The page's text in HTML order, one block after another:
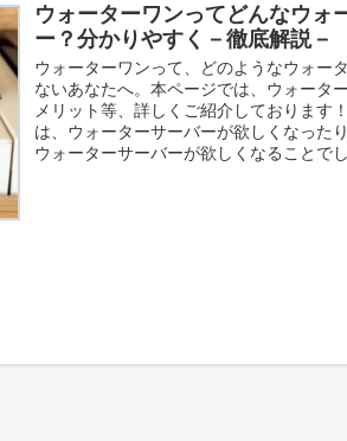
ウォーターワンってどんなウォ
ー？分かりやすく－徹底解説－
ウォーターワンって、どのようなウォー
ないあなたへ。本ページでは、ウォータ
メリット等、詳しくご紹介しております
は、ウォーターサーバーが欲しくなった
ウォーターサーバーが欲しくなることで